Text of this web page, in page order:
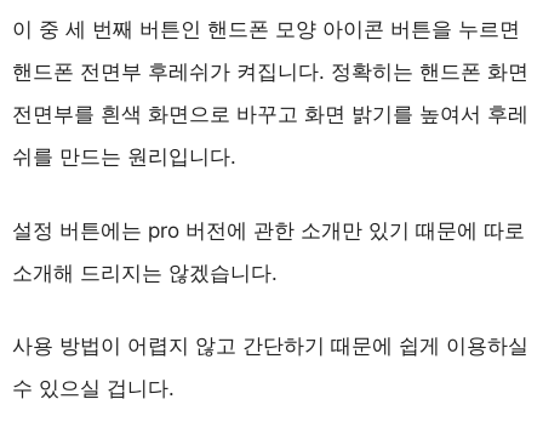
이 중 세 번째 버튼인 핸드폰 모양 아이콘 버튼을 누르면
핸드폰 전면부 후레쉬가 켜집니다. 정확히는 핸드폰 화면
전면부를 흰색 화면으로 바꾸고 화면 밝기를 높여서 후레
쉬를 만드는 원리입니다.
설정 버튼에는 pro 버전에 관한 소개만 있기 때문에 따로
소개해 드리지는 않겠습니다.
사용 방법이 어렵지 않고 간단하기 때문에 쉽게 이용하실
수 있으실 겁니다.